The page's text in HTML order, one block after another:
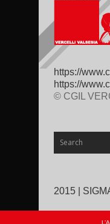
https://
https://
© CGIL
2015 |